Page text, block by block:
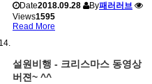
Date2018.09.28 By패러러브
Views1595
Read More
설원비행 - 크리스마스 동영상
버젼~ ^^